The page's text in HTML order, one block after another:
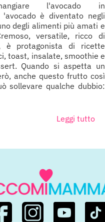
l'avocado in
'avocado è diventato negli
degli alimenti più amati e
versatile, ricco di
è protagonista di ricette
toast, insalate, smoothie e
Quando si aspetta un
anche questo frutto così
sollevare qualche dubbio:
Leggi tutto